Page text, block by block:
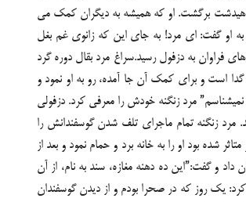
برگشت. او که همیشه به دیگران کمک می
به او گفت: ای مرد! به جای این که زانوی غم بغل
فراوان به دزفول رسید.سراغ مرد بقال دوره گرد
گدا است و برای کمک آن جا آمده، رو به او نمود و
مرد زنگنه خودش را معرفی کرد. دزفولی
مرد زنگنه تمام ماجرای تلف شدن گوسفندانش را
شده بود او را به خانه برد و حمام نمود و بعد از
داد و گفت:”این ده دهنه مغازه، سند به نام، از آن
یک روز که در صحرا بودم و از دیدن گوسفندان